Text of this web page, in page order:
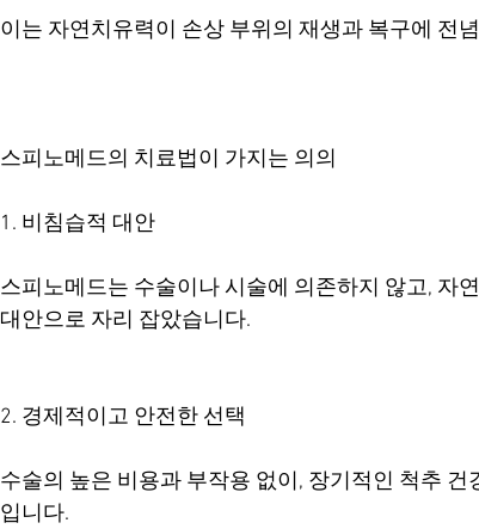
이는 자연치유력이 손상 부위의 재생과 복구에 전
스피노메드의 치료법이 가지는 의의
1. 비침습적 대안
스피노메드는 수술이나 시술에 의존하지 않고, 자
대안으로 자리 잡았습니다.
2. 경제적이고 안전한 선택
수술의 높은 비용과 부작용 없이, 장기적인 척추
입니다.